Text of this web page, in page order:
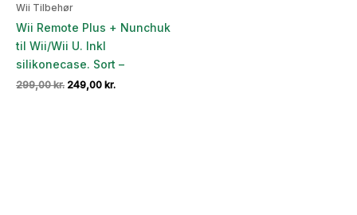
Wii Tilbehør
Wii Remote Plus + Nunchuk
til Wii/Wii U. Inkl
silikonecase. Sort –
299,00kr. Den
249,00 kr.